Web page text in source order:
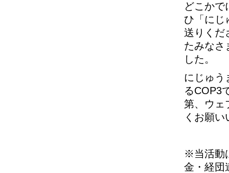
どこか
ひ「にじ
送りくだ
たみなさ
した。
にじゅう
るCOP3
第、ウェ
くお願
※当活動
金・経団